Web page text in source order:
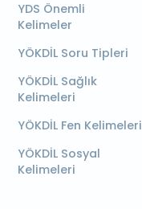
YDS Önemli
Kelimeler
YÖKDİL Soru Tipleri
YÖKDİL Sağlık
Kelimeleri
YÖKDİL Fen Kelimeleri
YÖKDİL Sosyal
Kelimeleri